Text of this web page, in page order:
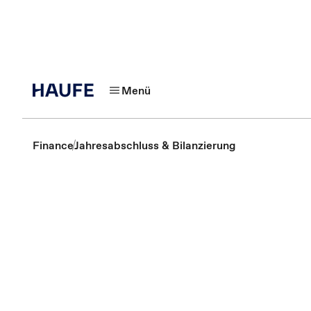
Menü
FinanceJahresabschluss & Bilanzierung